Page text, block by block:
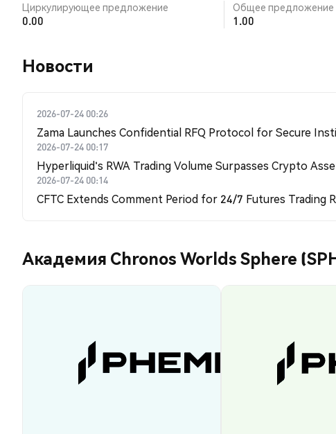
Циркулирующее предложение
0.00
Общее предложение
1.00
Новости
2026-07-24 00:26
Zama Launches Confidential RFQ Protocol for Secure
2026-07-24 00:17
Hyperliquid's RWA Trading Volume Surpasses Crypto
2026-07-24 00:14
CFTC Extends Comment Period for 24/7 Futures Trading
Академия Chronos Worlds Sphere